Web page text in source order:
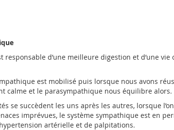
d’une meilleure digestion et d’une
est mobilisé puis lorsque nous avons
calme et le parasympathique nous équilibre alors.
se succèdent les uns après les autres, lorsque
imprévues, le système sympathique est en
artérielle et de palpitations.